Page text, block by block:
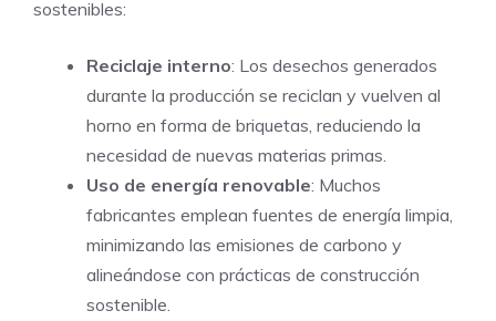
sostenibles:
Reciclaje interno: Los desechos generados
durante la producción se reciclan y vuelven al
horno en forma de briquetas, reduciendo la
necesidad de nuevas materias primas.
Uso de energía renovable: Muchos
fabricantes emplean fuentes de energía limpia,
minimizando las emisiones de carbono y
alineándose con prácticas de construcción
sostenible.